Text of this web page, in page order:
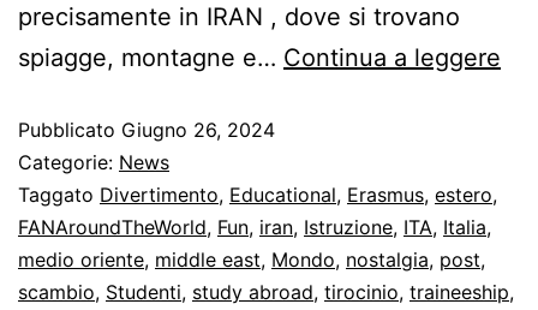
precisamente in IRAN , dove si trovano
spiagge, montagne e… Continua a leggere
Pubblicato Giugno 26, 2024
Categorie: News
Taggato Divertimento, Educational, Erasmus, estero,
FANAroundTheWorld, Fun, iran, Istruzione, ITA, Italia,
medio oriente, middle east, Mondo, nostalgia, post,
scambio, Studenti, study abroad, tirocinio, traineeship,